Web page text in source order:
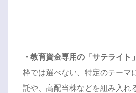
・教育資金専用の「サテライト」
枠では選べない、特定のテーマ
託や、高配当株などを組み入れ